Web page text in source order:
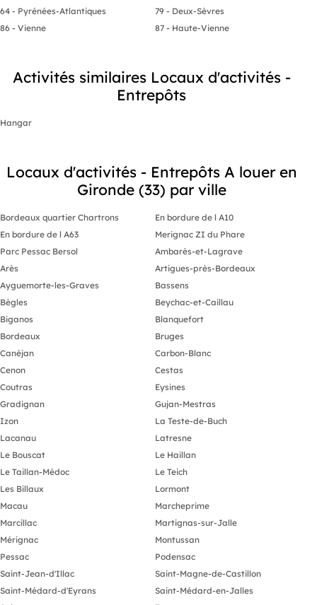
64 - Pyrénées-Atlantiques
79 - Deux-Sèvres
86 - Vienne
87 - Haute-Vienne
Activités similaires Locaux d'activités -
Entrepôts
Hangar
Locaux d'activités - Entrepôts A louer en
Gironde (33) par ville
Bordeaux quartier Chartrons
En bordure de l A10
En bordure de l A63
Merignac ZI du Phare
Parc Pessac Bersol
Ambarès-et-Lagrave
Arès
Artigues-près-Bordeaux
Ayguemorte-les-Graves
Bassens
Bègles
Beychac-et-Caillau
Biganos
Blanquefort
Bordeaux
Bruges
Canéjan
Carbon-Blanc
Cenon
Cestas
Coutras
Eysines
Gradignan
Gujan-Mestras
Izon
La Teste-de-Buch
Lacanau
Latresne
Le Bouscat
Le Haillan
Le Taillan-Médoc
Le Teich
Les Billaux
Lormont
Macau
Marcheprime
Marcillac
Martignas-sur-Jalle
Mérignac
Montussan
Pessac
Podensac
Saint-Jean-d'Illac
Saint-Magne-de-Castillon
Saint-Médard-d'Eyrans
Saint-Médard-en-Jalles